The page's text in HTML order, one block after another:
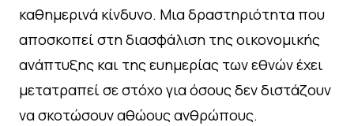
καθημερινά κίνδυνο. Μια δραστηριότητα που
αποσκοπεί στη διασφάλιση της οικονομικής
ανάπτυξης και της ευημερίας των εθνών έχει
μετατραπεί σε στόχο για όσους δεν διστάζουν
να σκοτώσουν αθώους ανθρώπους.